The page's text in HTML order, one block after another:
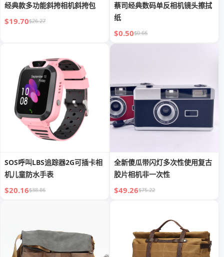
经典款多功能斜挎相机斜挎包
$19.70$26.27
蔡司经典数码单反相机镜头擦拭
纸
$0.50$0.66
SOS呼叫LBS追踪器2G可插卡相
机儿童防水手表
$20.16$38.86
全新傻瓜带闪灯多次性使用复古
胶片相机非一次性
$49.26$75.22